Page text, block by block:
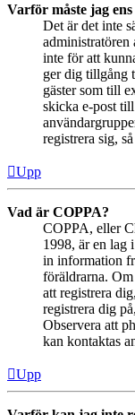
Varför måste jag
Det är det inte
administratören
inte för att
ger dig tillgång
gäster som till
skicka e-post
registrera sig,
Upp
Vad är COPPA?
COPPA, eller
1998, är en lag
in information
föräldrarna.
att registrera
registrera dig
Observera att
kan kontaktas
Upp